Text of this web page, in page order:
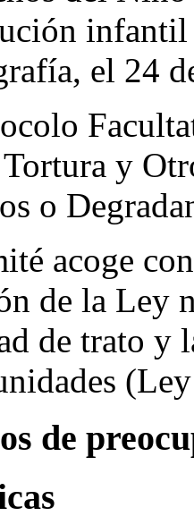
el 24
y
o
acoge
de la Ley
de trato y
de